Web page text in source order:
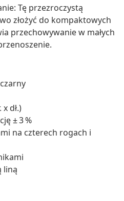
Tę przezroczystą
złożyć do kompaktowych
przechowywanie w małych
dł.)
± 3 %
na czterech rogach i
liną